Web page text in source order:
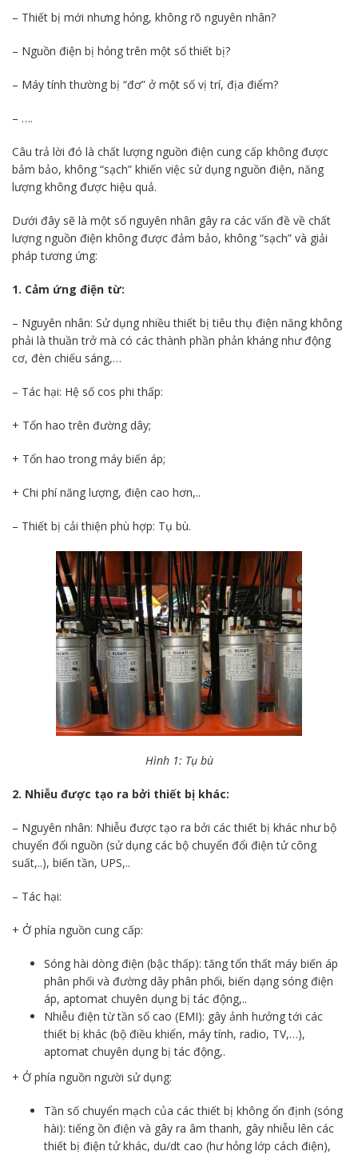
– Thiết bị mới nhưng hỏng, không rõ nguyên nhân?
– Nguồn điện bị hỏng trên một số thiết bị?
– Máy tính thường bị “đơ” ở một số vị trí, địa điểm?
– ….
Câu trả lời đó là chất lượng nguồn điện cung cấp không được
bảm bảo, không “sạch” khiến việc sử dụng nguồn điện, năng
lượng không được hiệu quả.
Dưới đây sẽ là một số nguyên nhân gây ra các vấn đề về chất
lượng nguồn điện không được đảm bảo, không “sạch” và giải
pháp tương ứng:
1. Cảm ứng điện từ:
– Nguyên nhân: Sử dụng nhiều thiết bị tiêu thụ điện năng không
phải là thuần trở mà có các thành phần phản kháng như động
cơ, đèn chiếu sáng,…
– Tác hại: Hệ số cos phi thấp:
+ Tổn hao trên đường dây;
+ Tổn hao trong máy biến áp;
+ Chi phí năng lượng, điện cao hơn,..
– Thiết bị cải thiện phù hợp: Tụ bù.
Hình 1: Tụ bù
2. Nhiễu được tạo ra bởi thiết bị khác:
– Nguyên nhân: Nhiễu được tạo ra bởi các thiết bị khác như bộ
chuyển đổi nguồn (sử dụng các bộ chuyển đổi điện tử công
suất,..), biến tần, UPS,..
– Tác hại:
+ Ở phía nguồn cung cấp:
Sóng hài dòng điện (bậc thấp): tăng tổn thất máy biến áp
phân phối và đường dây phân phối, biến dạng sóng điện
áp, aptomat chuyên dụng bị tác động,..
Nhiễu điện từ tần số cao (EMI): gây ảnh hưởng tới các
thiết bị khác (bộ điều khiển, máy tính, radio, TV,…),
aptomat chuyên dụng bị tác động,.
+ Ở phía nguồn người sử dụng:
Tần số chuyển mạch của các thiết bị không ổn định (sóng
hài): tiếng ồn điện và gây ra âm thanh, gây nhiễu lên các
thiết bị điện tử khác, du/dt cao (hư hỏng lớp cách điện),